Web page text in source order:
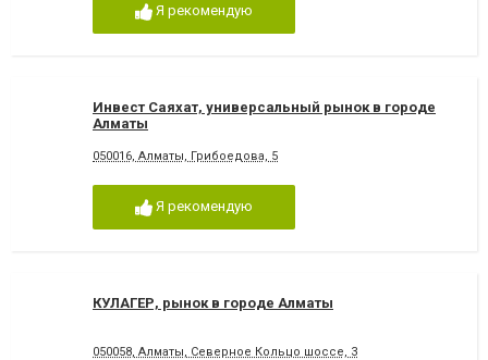
Я рекомендую
Инвест Саяхат, универсальный рынок в городе
Алматы
050016, Алматы, Грибоедова, 5
Я рекомендую
КУЛАГЕР, рынок в городе Алматы
050058, Алматы, Северное Кольцо шоссе, 3